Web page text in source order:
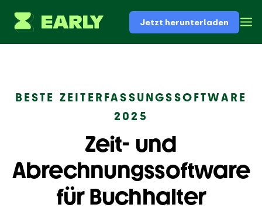
Jetzt herunterladen
BESTE ZEITERFASSUNGSSOFTWARE
2025
Zeit- und
Abrechnungssoftware
für Buchhalter